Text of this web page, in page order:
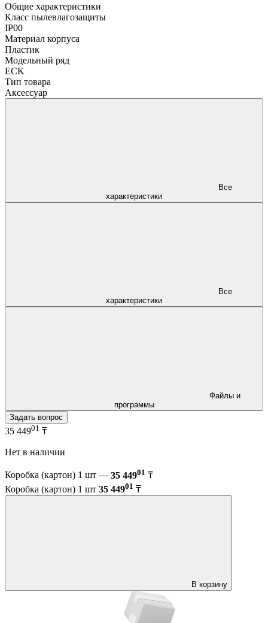
Общие характеристики
Класс пылевлагозащиты
IP00
Материал корпуса
Пластик
Модельный ряд
ECK
Тип товара
Аксессуар
характеристики
характеристики
программы
Задать вопрос
35 44901 ₸
Нет в наличии
Коробка (картон) 1 шт — 35 44901 ₸
Коробка (картон) 1 шт 35 44901 ₸
В корзину